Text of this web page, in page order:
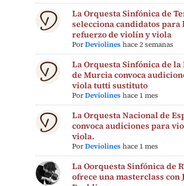
La Orquesta Sinfónica de
selecciona candidatos para
refuerzo de violín y viola
PorDeviolines hace 2 semanas
La Orquesta Sinfónica de la
de Murcia convoca
viola tutti sustituto
PorDeviolines hace 1 mes
La Orquesta Nacional de
convoca audiciones para
viola.
PorDeviolines hace 1 mes
La Oorquesta Sinfónica de
ofrece una masterclass con